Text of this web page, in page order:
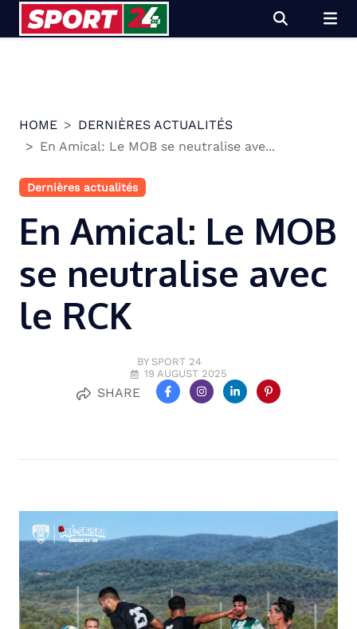
HOME
DERNIÈRES ACTUALITÉS
En Amical: Le MOB se neutralise ave...
Dernières actualités
En Amical: Le MOB
se neutralise avec
le RCK
BY SPORT 24
19 AUGUST 2025
SHARE